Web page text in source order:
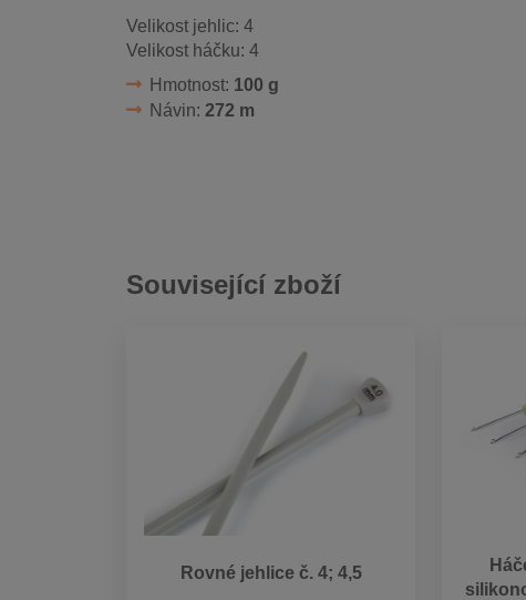
Velikost jehlic: 4
Velikost háčku: 4
Hmotnost: 100 g
Návin: 272 m
Související zboží
Rovné jehlice č. 4; 4,5